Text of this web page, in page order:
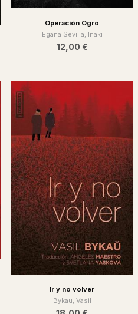
Operación Ogro
Egaña Sevilla, Iñaki
12,00 €
Ir y no volver
Bykau, Vasil